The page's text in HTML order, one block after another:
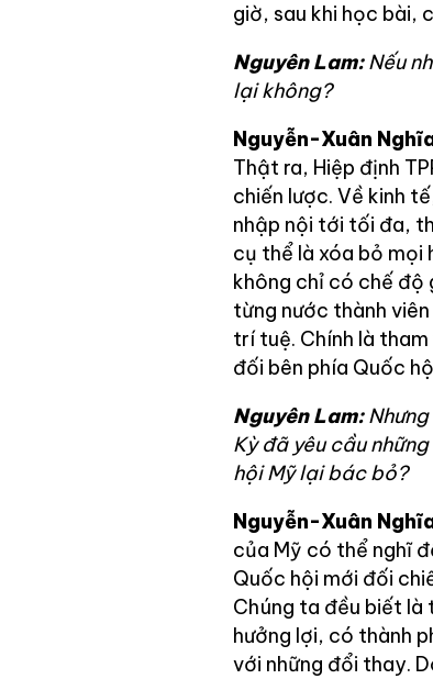
giờ, sau khi học bài,
Nguyên Lam: Nếu
lại không?
Nguyễn-Xuân
Thật ra, Hiệp định
chiến lược. Về kinh
nhập nội tới tối đa,
cụ thể là xóa bỏ mọi
không chỉ có chế độ
từng nước thành
trí tuệ. Chính là
đối bên phía Quốc
Nguyên Lam:
Kỳ đã yêu cầu
hội Mỹ lại bác bỏ?
Nguyễn-Xuân
của Mỹ có thể nghĩ
Quốc hội mới đối
Chúng ta đều biết
hưởng lợi, có thành
với những đổi thay.